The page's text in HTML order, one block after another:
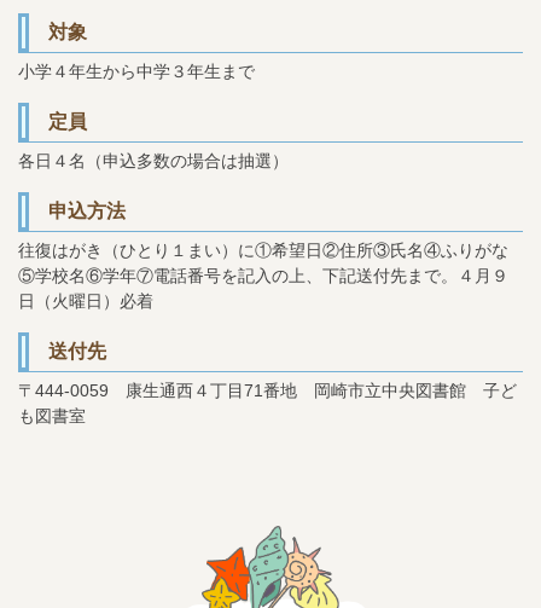
対象
小学４年生から中学３年生まで
定員
各日４名（申込多数の場合は抽選）
申込方法
往復はがき（ひとり１まい）に①希望日②住所③氏名④ふりがな
⑤学校名⑥学年⑦電話番号を記入の上、下記送付先まで。４月９
日（火曜日）必着
送付先
〒444-0059 康生通西４丁目71番地 岡崎市立中央図書館 子ど
も図書室